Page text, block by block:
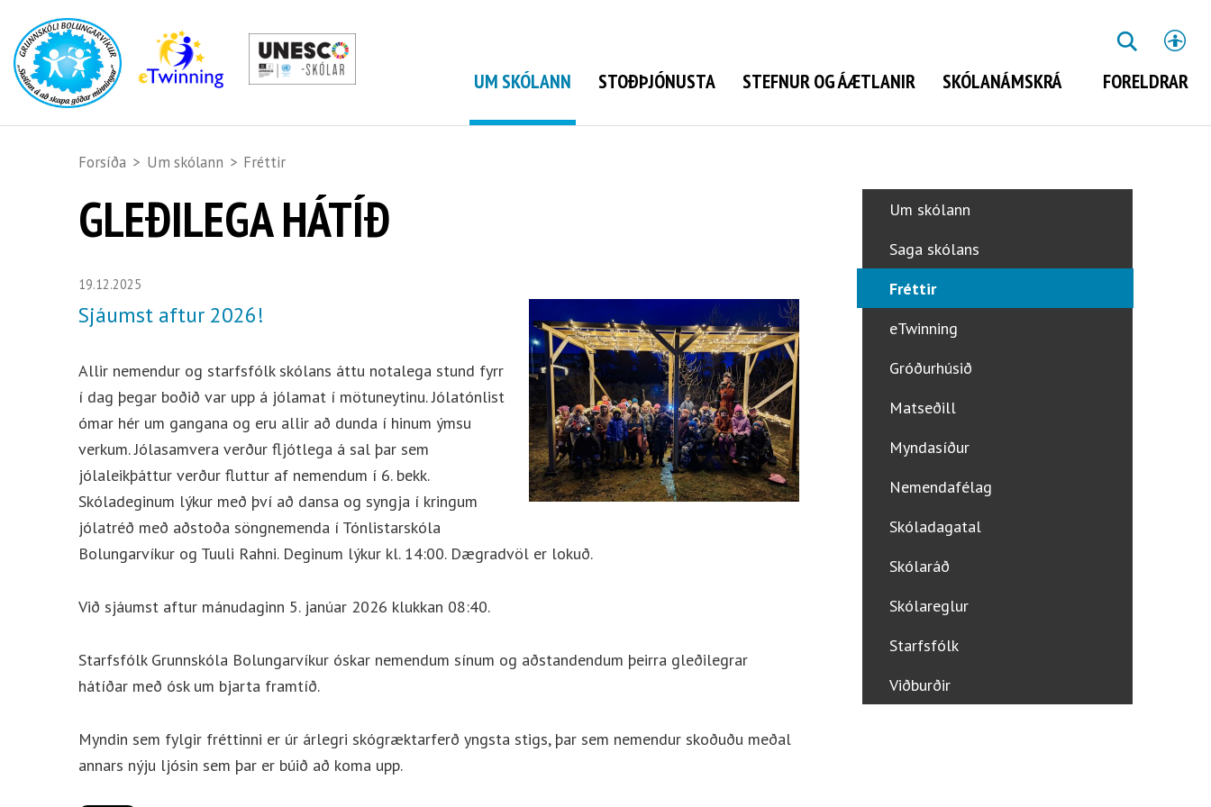
GLEÐILEGA HÁTÍÐ
19.12.2025
Sjáumst aftur 2026!
Allir nemendur og starfsfólk skólans áttu notalega stund fyrr
í dag þegar boðið var upp á jólamat í mötuneytinu. Jólatónlist
ómar hér um gangana og eru allir að dunda í hinum ýmsu
verkum. Jólasamvera verður fljótlega á sal þar sem
jólaleikþáttur verður fluttur af nemendum í 6. bekk.
Skóladeginum lýkur með því að dansa og syngja í kringum
jólatréð með aðstoða söngnemenda í Tónlistarskóla
Bolungarvíkur og Tuuli Rahni. Deginum lýkur kl. 14:00. Dægradvöl er lokuð.
Við sjáumst aftur mánudaginn 5. janúar 2026 klukkan 08:40.
Starfsfólk Grunnskóla Bolungarvíkur óskar nemendum sínum og aðstandendum þeirra gleðilegrar
hátíðar með ósk um bjarta framtíð.
Myndin sem fylgir fréttinni er úr árlegri skógræktarferð yngsta stigs, þar sem nemendur skoðuðu meðal
annars nýju ljósin sem þar er búið að koma upp.
Forsíða > Um skólann > Fréttir
UM SKÓLANN STOÐÞJÓNUSTA STEFNUR OG ÁÆTLANIR SKÓLANÁMSKRÁ FORELDRAR
LEITA
Um skólann
Saga skólans
Fréttir
eTwinning
Gróðurhúsið
Matseðill
Myndasíður
Nemendafélag
Skóladagatal
Skólaráð
Skólareglur
Starfsfólk
Viðburðir